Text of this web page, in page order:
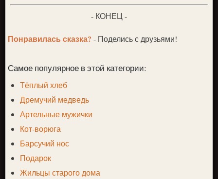
- КОНЕЦ -
Понравилась сказка?- Поделись с друзьями!
Самое популярное в этой категории:
Тёплый хлеб
Дремучий медведь
Артельные мужички
Кот-ворюга
Барсучий нос
Подарок
Жильцы старого дома